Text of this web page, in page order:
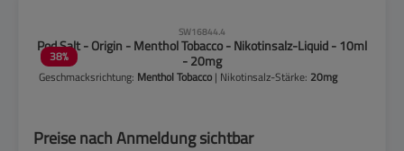
38%
SW16844.4
Pod Salt - Origin - Menthol Tobacco - Nikotinsalz-Liquid - 10ml
- 20mg
Geschmacksrichtung: Menthol Tobacco | Nikotinsalz-Stärke: 20mg
Preise nach Anmeldung sichtbar